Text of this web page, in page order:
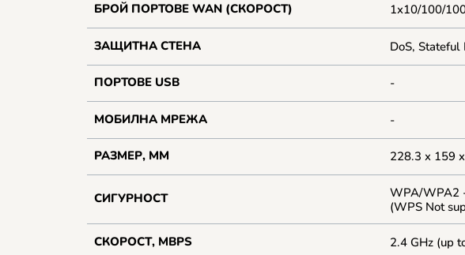
БРОЙ ПОРТОВЕ WAN (СКОРОСТ) 1x10/100/
ЗАЩИТНА СТЕНА DoS,
ПОРТОВЕ USB -
МОБИЛНА МРЕЖА -
РАЗМЕР, ММ 228.3 x 159
СИГУРНОСТ
WPA/WPA2
(WPS Not
СКОРОСТ, MBPS 2.4 GHz (up